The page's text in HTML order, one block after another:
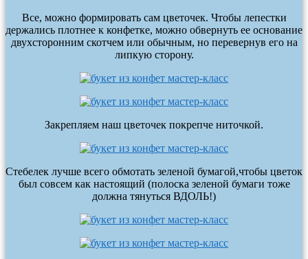
Все, можно формировать сам цветочек. Чтобы лепестки
держались плотнее к конфетке, можно обвернуть ее основание
двухсторонним скотчем или обычным, но перевернув его на
липкую сторону.
Закрепляем наш цветочек покрепче ниточкой.
Стебелек лучше всего обмотать зеленой бумагой,чтобы цветок
был совсем как настоящий (полоска зеленой бумаги тоже
должна тянуться ВДОЛЬ!)